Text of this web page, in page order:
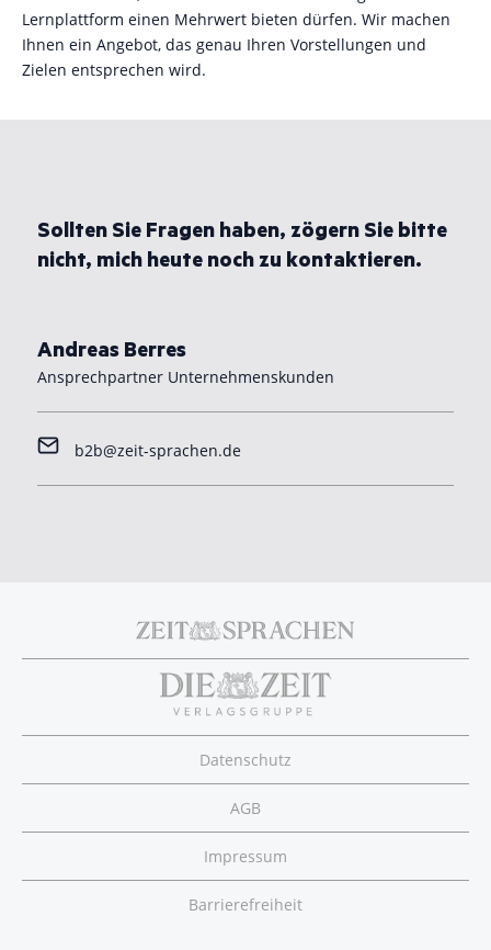
Lernplattform einen Mehrwert bieten dürfen. Wir machen
Ihnen ein Angebot, das genau Ihren Vorstellungen und
Zielen entsprechen wird.
Sollten Sie Fragen haben, zögern Sie bitte
nicht, mich heute noch zu kontaktieren.
Andreas Berres
Ansprechpartner Unternehmenskunden
b2b@zeit-sprachen.de
Datenschutz
AGB
Impressum
Barrierefreiheit